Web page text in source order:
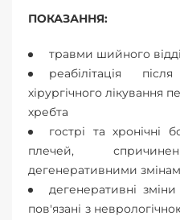
ПОКАЗАННЯ:
травми шийного
реабілітація
хірургічного лікування
хребта
гострі та хронічні
плечей,
дегенеративними
дегенеративні
пов'язані з